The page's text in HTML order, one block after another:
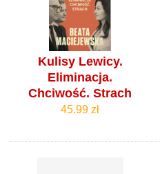
Kulisy Lewicy.
Eliminacja.
Chciwość. Strach
45.99 zł